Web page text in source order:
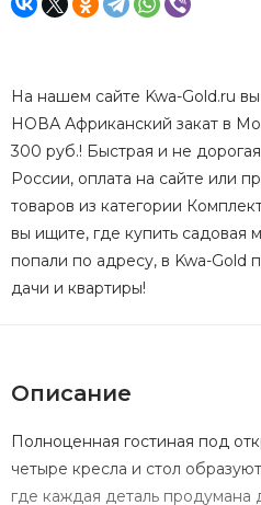
На нашем сайте Kwa-Gold.ru
НОВА Африканский закат в
300 руб.! Быстрая и не
России, оплата на сайте или
товаров из категории
вы ищите, где купить садовая
попали по адресу, в Kwa-Gold
дачи и квартиры!
Описание
Полноценная гостиная под
четыре кресла и стол
где каждая деталь продумана